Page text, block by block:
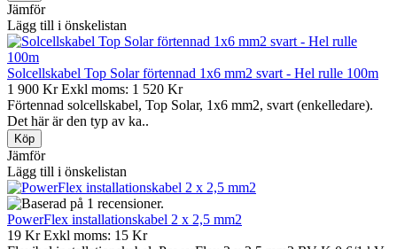
Jämför
Lägg till i önskelistan
Solcellskabel Top Solar förtennad 1x6 mm2 svart - Hel rulle 100m
1 900 KrExkl moms: 1 520 Kr
Förtennad solcellskabel, Top Solar, 1x6 mm2, svart (enkelledare).
Det här är den typ av ka..
Jämför
Lägg till i önskelistan
PowerFlex installationskabel 2 x 2,5 mm2
19 KrExkl moms: 15 Kr